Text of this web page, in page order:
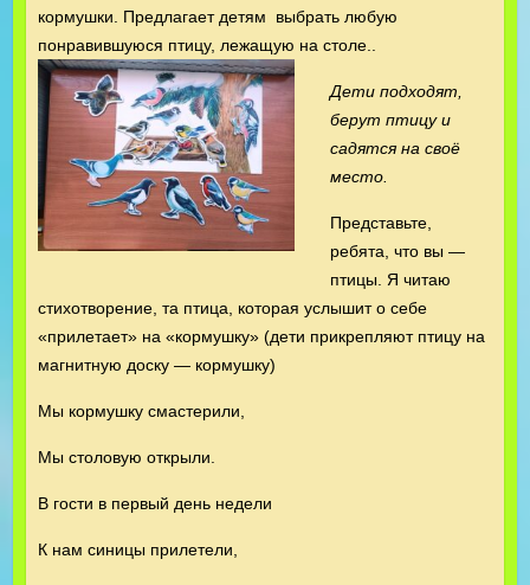
кормушки. Предлагает детям выбрать любую
понравившуюся птицу, лежащую на столе..
Дети подходят,
берут птицу и
садятся на своё
место.
Представьте,
ребята, что вы —
птицы. Я читаю
стихотворение, та птица, которая услышит о себе
«прилетает» на «кормушку» (дети прикрепляют птицу на
магнитную доску — кормушку)
Мы кормушку смастерили,
Мы столовую открыли.
В гости в первый день недели
К нам синицы прилетели,